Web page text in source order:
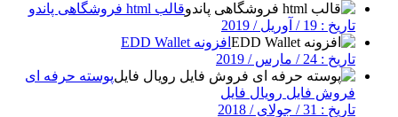
قالب html فروشگاهی پاندو
تاریخ : 19 / آوریل / 2019
افزونه EDD Wallet
تاریخ : 24 / مارس / 2019
پوسته حرفه ای
فروش فایل رویال فایل
تاریخ : 31 / جولای / 2018